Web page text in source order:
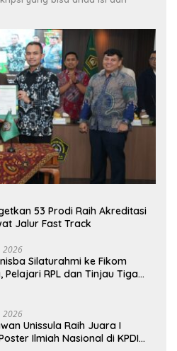
53 Prodi Raih Akreditasi
Jalur Fast Track
2026
Silaturahmi ke Fikom
Pelajari RPL dan Tinjau Tiga
2026
Unissula Raih Juara I
Ilmiah Nasional di KPDI